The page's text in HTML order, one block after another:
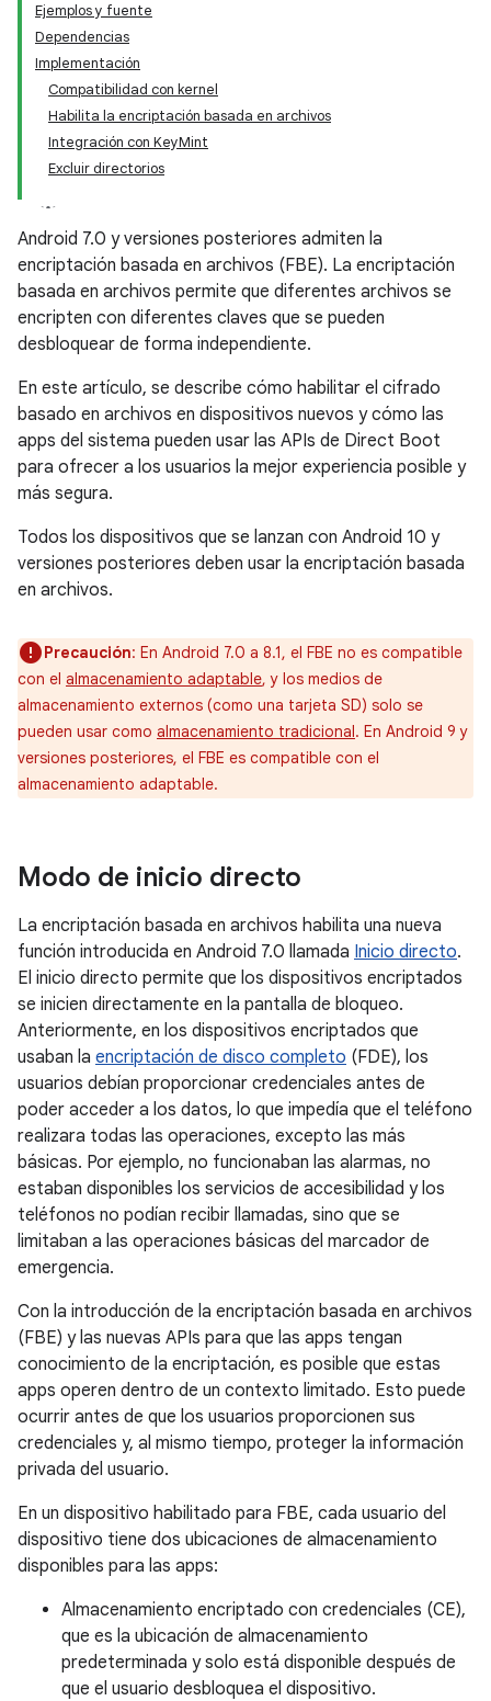
Ejemplos y fuente
Dependencias
Implementación
Compatibilidad con kernel
Habilita la encriptación basada en archivos
Integración con KeyMint
Excluir directorios
Android 7.0 y versiones posteriores admiten la
encriptación basada en archivos (FBE). La encriptación
basada en archivos permite que diferentes archivos se
encripten con diferentes claves que se pueden
desbloquear de forma independiente.
En este artículo, se describe cómo habilitar el cifrado
basado en archivos en dispositivos nuevos y cómo las
apps del sistema pueden usar las APIs de Direct Boot
para ofrecer a los usuarios la mejor experiencia posible y
más segura.
Todos los dispositivos que se lanzan con Android 10 y
versiones posteriores deben usar la encriptación basada
en archivos.
Precaución: En Android 7.0 a 8.1, el FBE no es compatible
con el almacenamiento adaptable, y los medios de
almacenamiento externos (como una tarjeta SD) solo se
pueden usar como almacenamiento tradicional. En Android 9 y
versiones posteriores, el FBE es compatible con el
almacenamiento adaptable.
Modo de inicio directo
La encriptación basada en archivos habilita una nueva
función introducida en Android 7.0 llamada Inicio directo.
El inicio directo permite que los dispositivos encriptados
se inicien directamente en la pantalla de bloqueo.
Anteriormente, en los dispositivos encriptados que
usaban la encriptación de disco completo (FDE), los
usuarios debían proporcionar credenciales antes de
poder acceder a los datos, lo que impedía que el teléfono
realizara todas las operaciones, excepto las más
básicas. Por ejemplo, no funcionaban las alarmas, no
estaban disponibles los servicios de accesibilidad y los
teléfonos no podían recibir llamadas, sino que se
limitaban a las operaciones básicas del marcador de
emergencia.
Con la introducción de la encriptación basada en archivos
(FBE) y las nuevas APIs para que las apps tengan
conocimiento de la encriptación, es posible que estas
apps operen dentro de un contexto limitado. Esto puede
ocurrir antes de que los usuarios proporcionen sus
credenciales y, al mismo tiempo, proteger la información
privada del usuario.
En un dispositivo habilitado para FBE, cada usuario del
dispositivo tiene dos ubicaciones de almacenamiento
disponibles para las apps:
Almacenamiento encriptado con credenciales (CE),
que es la ubicación de almacenamiento
predeterminada y solo está disponible después de
que el usuario desbloquea el dispositivo.